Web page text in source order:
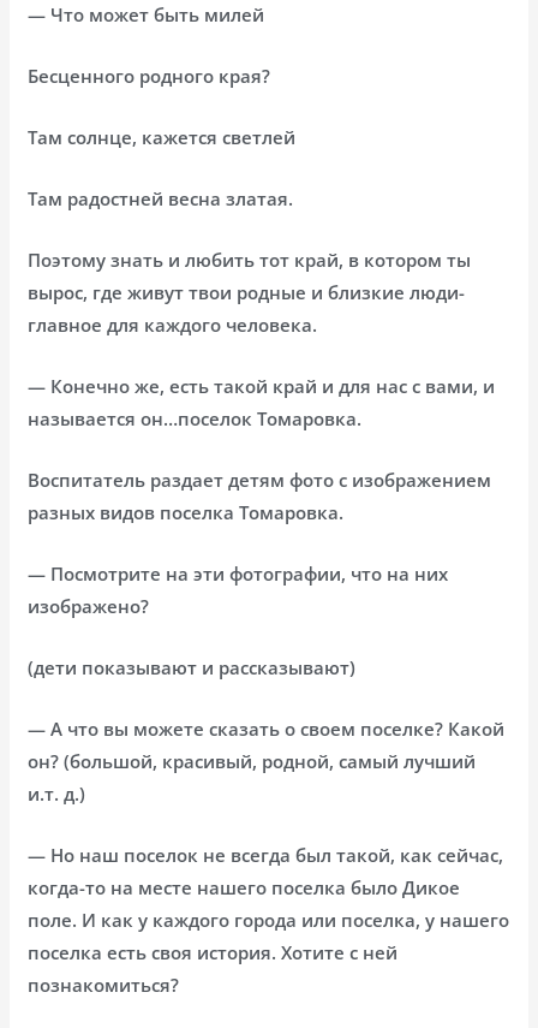
— Что может быть милей
Бесценного родного края?
Там солнце, кажется светлей
Там радостней весна златая.
Поэтому знать и любить тот край, в котором ты
вырос, где живут твои родные и близкие люди-
главное для каждого человека.
— Конечно же, есть такой край и для нас с вами, и
называется он…поселок Томаровка.
Воспитатель раздает детям фото с изображением
разных видов поселка Томаровка.
— Посмотрите на эти фотографии, что на них
изображено?
(дети показывают и рассказывают)
— А что вы можете сказать о своем поселке? Какой
он? (большой, красивый, родной, самый лучший
и.т. д.)
— Но наш поселок не всегда был такой, как сейчас,
когда-то на месте нашего поселка было Дикое
поле. И как у каждого города или поселка, у нашего
поселка есть своя история. Хотите с ней
познакомиться?